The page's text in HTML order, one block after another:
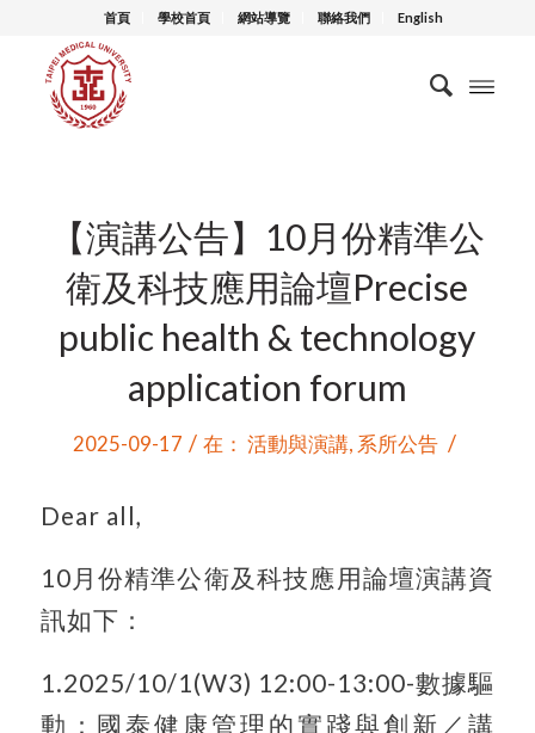
首頁 學校首頁 網站導覽 聯絡我們 English
【演講公告】10月份精準公
衛及科技應用論壇Precise
public health & technology
application forum
2025-09-17 / 在： 活動與演講, 系所公告 /
Dear all,
10月份精準公衛及科技應用論壇演講資
訊如下：
1.2025/10/1(W3) 12:00-13:00-數據驅
動：國泰健康管理的實踐與創新／講